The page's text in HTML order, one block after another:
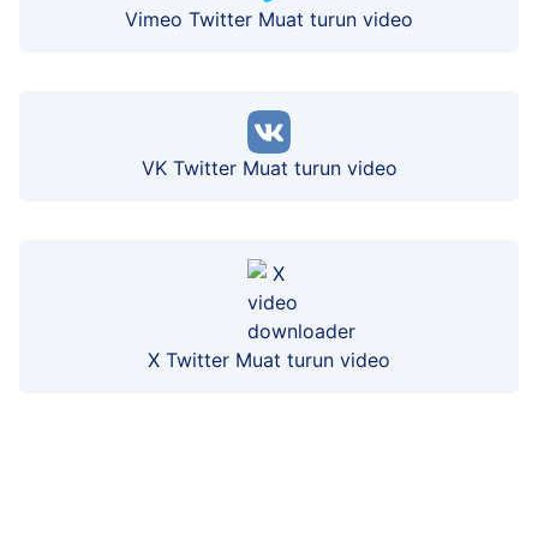
Vimeo Twitter Muat turun video
VK Twitter Muat turun video
X Twitter Muat turun video